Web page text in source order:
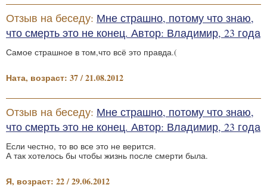
Отзыв на беседу: Мне страшно, потому что знаю,
что смерть это не конец. Автор: Владимир, 23 года
Самое страшное в том,что всё это правда.(
Ната, возраст: 37 / 21.08.2012
Отзыв на беседу: Мне страшно, потому что знаю,
что смерть это не конец. Автор: Владимир, 23 года
Если честно, то во все это не верится.
А так хотелось бы чтобы жизнь после смерти была.
Я, возраст: 22 / 29.06.2012